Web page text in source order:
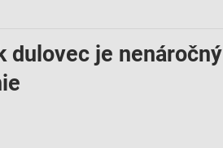
dulovec je nenáročný